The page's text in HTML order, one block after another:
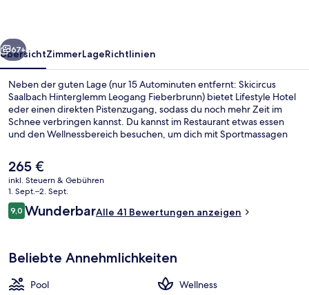
Weiter
67+
ÜbersichtZimmerLageRichtlinien
Neben der guten Lage (nur 15 Autominuten entfernt: Skicircus
Saalbach Hinterglemm Leogang Fieberbrunn) bietet Lifestyle Hotel
eder einen direkten Pistenzugang, sodass du noch mehr Zeit im
Schnee verbringen kannst. Du kannst im Restaurant etwas essen
und den Wellnessbereich besuchen, um dich mit Sportmassagen
gehören ein Innenpool, ein Außenpool und eine Bar/Lounge. Von
Skipässen und einem Skiraum profitierst du ebenfalls.
Der
aktuelle
Preis
beträgt
265 €.
265 €
inkl. Steuern & Gebühren
1. Sept.–2. Sept.
Bewertungen
9,09,0 von 10.
WunderbarAlle 41 Bewertungen anzeigen
Beliebte Annehmlichkeiten
Pool
Wellness